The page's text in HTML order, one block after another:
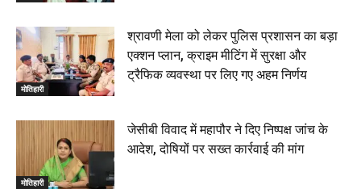
मोतिहारी
श्रावणी मेला को लेकर पुलिस प्रशासन का बड़ा
एक्शन प्लान, क्राइम मीटिंग में सुरक्षा और
ट्रैफिक व्यवस्था पर लिए गए अहम निर्णय
मोतिहारी
जेसीबी विवाद में महापौर ने दिए निष्पक्ष जांच के
आदेश, दोषियों पर सख्त कार्रवाई की मांग